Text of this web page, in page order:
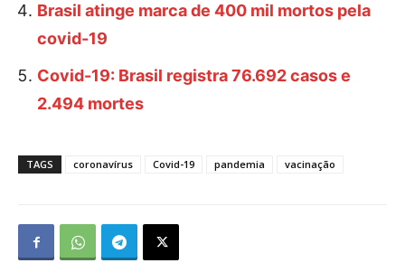
Brasil atinge marca de 400 mil mortos pela
covid-19
Covid-19: Brasil registra 76.692 casos e
2.494 mortes
TAGS coronavírus Covid-19 pandemia vacinação